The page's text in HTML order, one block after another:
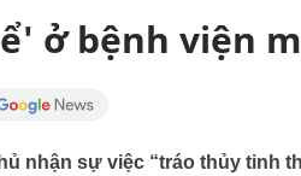
ở bệnh viện
nhận sự việc “tráo thủy tinh